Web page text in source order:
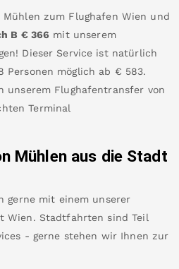
Mühlen zum Flughafen Wien und
B € 366 mit unserem
Dieser Service ist natürlich
Personen möglich ab € 583.
unserem Flughafentransfer von
Terminal
Mühlen aus die Stadt
gerne mit einem unserer
Wien. Stadtfahrten sind Teil
- gerne stehen wir Ihnen zur